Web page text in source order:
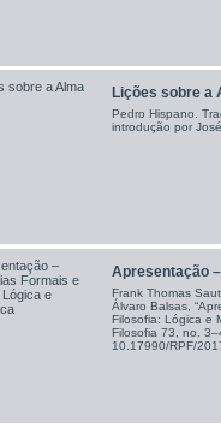
Lições sobre a
Pedro Hispano.
introdução por
Apresentação
Frank Thomas
Álvaro Balsas,
Filosofia: Lógica e
Filosofia 73, no.
10.17990/RPF/